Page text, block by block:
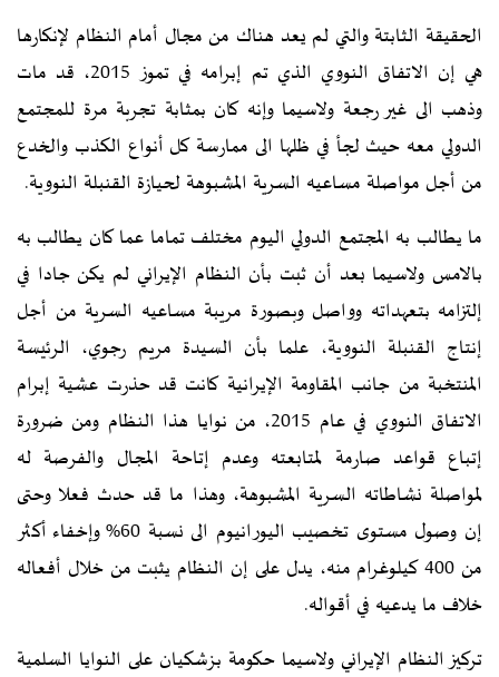
الحقيقة الثابتة والتي لم يعد هناك من مجال أمام النظام لإنکارها
هي إن الاتفاق النووي الذي تم إبرامه في تموز 2015، قد مات
وذهب الى غير رجعة ولاسيما وإنه کان بمثابة تجربة مرة للمجتمع
الدولي معه حيث لجأ في ظلها الى ممارسة کل أنواع الکذب والخدع
من أجل مواصلة مساعيه السرية المشبوهة لحيازة القنبلة النووية.
ما يطالب به المجتمع الدولي اليوم مختلف تماما عما کان يطالب به
بالامس ولاسيما بعد أن ثبت بأن النظام الإيراني لم يکن جادا في
إلتزامه بتعهداته وواصل وبصورة مريبة مساعيه السرية من أجل
إنتاج القنبلة النووية، علما بأن السيدة مريم رجوي، الرئيسة
المنتخبة من جانب المقاومة الإيرانية کانت قد حذرت عشية إبرام
الاتفاق النووي في عام 2015، من نوايا هذا النظام ومن ضرورة
إتباع قواعد صارمة لمتابعته وعدم إتاحة المجال والفرصة له
لمواصلة نشاطاته السرية المشبوهة، وهذا ما قد حدث فعلا وحتى
إن وصول مستوى تخصيب اليورانيوم الى نسبة 60% وإخفاء أکثر
من 400 کيلوغرام منه، يدل على إن النظام يثبت من خلال أفعاله
خلاف ما يدعيه في أقواله.
ترکيز النظام الإيراني ولاسيما حکومة بزشکيان على النوايا السلمية